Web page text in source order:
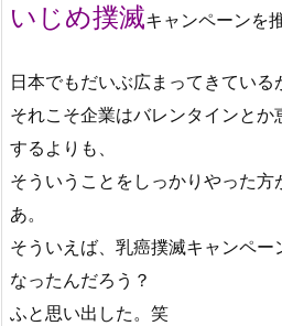
いじめ撲滅キャンペーンを
日本でもだいぶ広まってきている
それこそ企業はバレンタインと
するよりも、
そういうことをしっかりやった
あ。
そういえば、乳癌撲滅キャンペー
なったんだろう？
ふと思い出した。笑